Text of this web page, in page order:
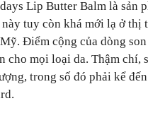
Lip Butter Balm là sản
tuy còn khá mới lạ ở
Điểm cộng của dòng
cho mọi loại da. Thậm chí,
trong số đó phải kể